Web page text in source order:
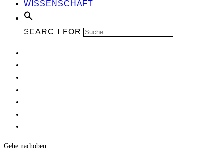
WIS­SEN­SCHAFT
SEARCH FOR:
Gehe nachoben